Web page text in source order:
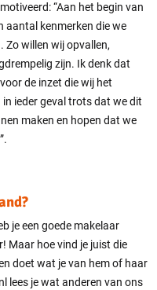
“Aan het begin van
aantal kenmerken die we
Zo willen wij opvallen,
zijn. Ik denk dat
de inzet die wij het
ieder geval trots dat we dit
maken en hopen dat we
je een goede makelaar
Maar hoe vind je juist die
doet wat je van hem of haar
lees je wat anderen van ons